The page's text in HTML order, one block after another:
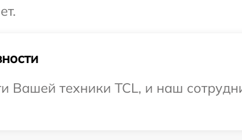
техники TCL, и наш